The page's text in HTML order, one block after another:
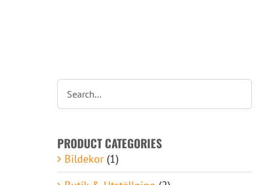
PRODUCT CATEGORIES
Bildekor (1)